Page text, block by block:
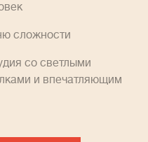
сложности
со светлыми
и впечатляющим